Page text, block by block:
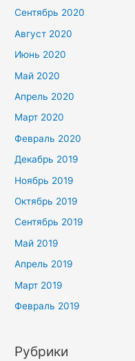
Сентябрь 2020
Август 2020
Июнь 2020
Май 2020
Апрель 2020
Март 2020
Февраль 2020
Декабрь 2019
Ноябрь 2019
Октябрь 2019
Сентябрь 2019
Май 2019
Апрель 2019
Март 2019
Февраль 2019
Рубрики